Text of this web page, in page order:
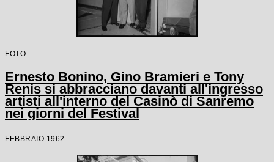
FOTO
Ernesto Bonino, Gino Bramieri e Tony
Renis si abbracciano davanti all'ingresso
artisti all'interno del Casinò di Sanremo
nei giorni del Festival
FEBBRAIO 1962